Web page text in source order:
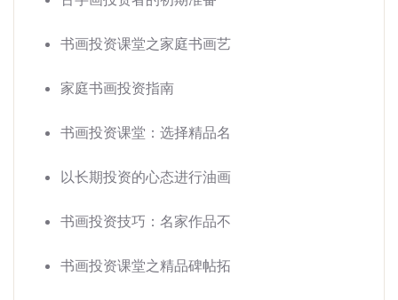
书画投资课堂之家庭书画艺
家庭书画投资指南
书画投资课堂：选择精品名
以长期投资的心态进行油画
书画投资技巧：名家作品不
书画投资课堂之精品碑帖拓